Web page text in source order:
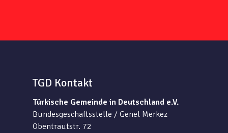
TGD Kontakt
Türkische Gemeinde in Deutschland e.V.
Bundesgeschäftsstelle / Genel Merkez
Obentrautstr. 72